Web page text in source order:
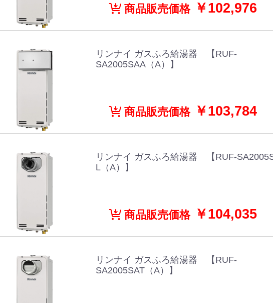
商品販売価格￥102,976
リンナイ ガスふろ給湯器 【RUF-
SA2005SAA（A）】
商品販売価格￥103,784
リンナイ ガスふろ給湯器 【RUF-
L（A）】
商品販売価格￥104,035
リンナイ ガスふろ給湯器 【RUF-
SA2005SAT（A）】